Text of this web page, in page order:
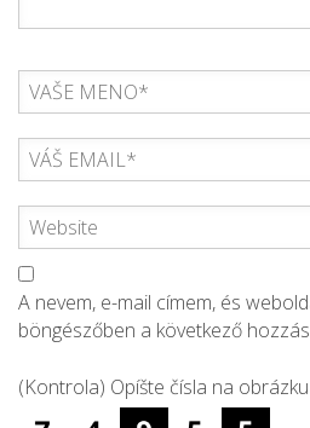
A nevem, e-mail címem, és
böngészőben a következő
(Kontrola) Opíšte čísla na obrázku